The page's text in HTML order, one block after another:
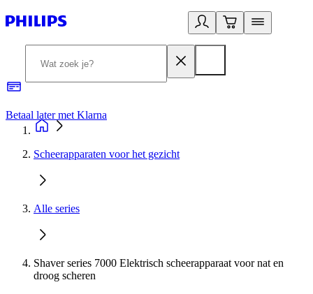
Betaal later met Klarna
Scheerapparaten voor het gezicht
Alle series
Shaver series 7000 Elektrisch scheerapparaat voor nat en
droog scheren